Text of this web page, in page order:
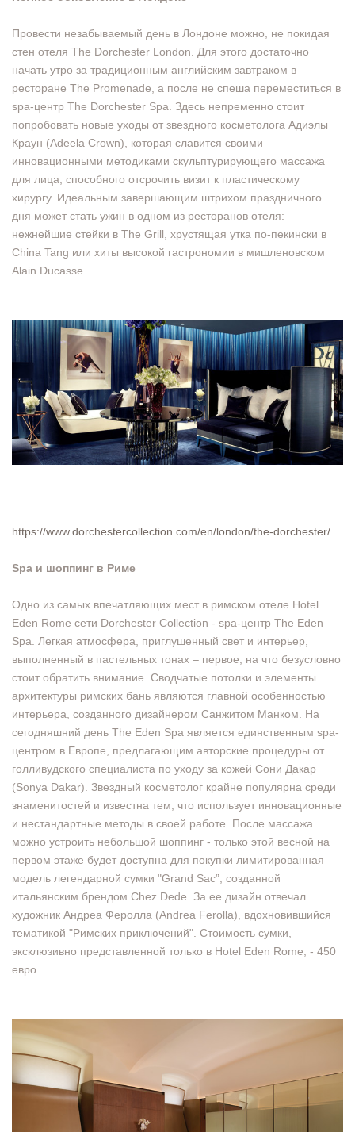
Провести незабываемый день в Лондоне можно, не покидая
стен отеля The Dorchester London. Для этого достаточно
начать утро за традиционным английским завтраком в
ресторане The Promenade, а после не спеша переместиться в
spa-центр The Dorchester Spa. Здесь непременно стоит
попробовать новые уходы от звездного косметолога Адиэлы
Краун (Adeela Crown), которая славится своими
инновационными методиками скульптурирующего массажа
для лица, способного отсрочить визит к пластическому
хирургу. Идеальным завершающим штрихом праздничного
дня может стать ужин в одном из ресторанов отеля:
нежнейшие стейки в The Grill, хрустящая утка по-пекински в
China Tang или хиты высокой гастрономии в мишленовском
Alain Ducasse.
https://www.dorchestercollection.com/en/london/the-dorchester/
Spa и шоппинг в Риме
Одно из самых впечатляющих мест в римском отеле Hotel
Eden Rome сети Dorchester Collection - spa-центр The Eden
Spa. Легкая атмосфера, приглушенный свет и интерьер,
выполненный в пастельных тонах – первое, на что безусловно
стоит обратить внимание. Сводчатые потолки и элементы
архитектуры римских бань являются главной особенностью
интерьера, созданного дизайнером Санжитом Манком. На
сегодняшний день The Eden Spa является единственным spa-
центром в Европе, предлагающим авторские процедуры от
голливудского специалиста по уходу за кожей Сони Дакар
(Sonya Dakar). Звездный косметолог крайне популярна среди
знаменитостей и известна тем, что использует инновационные
и нестандартные методы в своей работе. После массажа
можно устроить небольшой шоппинг - только этой весной на
первом этаже будет доступна для покупки лимитированная
модель легендарной сумки "Grand Sac”, созданной
итальянским брендом Chez Dede. За ее дизайн отвечал
художник Андреа Феролла (Andrea Ferolla), вдохновившийся
тематикой "Римских приключений". Стоимость сумки,
эксклюзивно представленной только в Hotel Eden Rome, - 450
евро.